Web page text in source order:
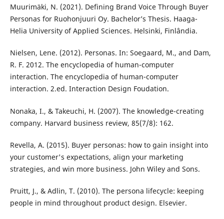
Muurimäki, N. (2021). Defining Brand Voice Through Buyer
Personas for Ruohonjuuri Oy. Bachelor’s Thesis. Haaga-
Helia University of Applied Sciences. Helsinki, Finlândia.
Nielsen, Lene. (2012). Personas. In: Soegaard, M., and Dam,
R. F. 2012. The encyclopedia of human-computer
interaction. The encyclopedia of human-computer
interaction. 2.ed. Interaction Design Foudation.
Nonaka, I., & Takeuchi, H. (2007). The knowledge-creating
company. Harvard business review, 85(7/8): 162.
Revella, A. (2015). Buyer personas: how to gain insight into
your customer's expectations, align your marketing
strategies, and win more business. John Wiley and Sons.
Pruitt, J., & Adlin, T. (2010). The persona lifecycle: keeping
people in mind throughout product design. Elsevier.